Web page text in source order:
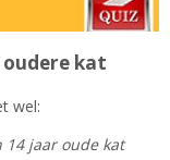
oudere kat
wel:
jaar oude kat